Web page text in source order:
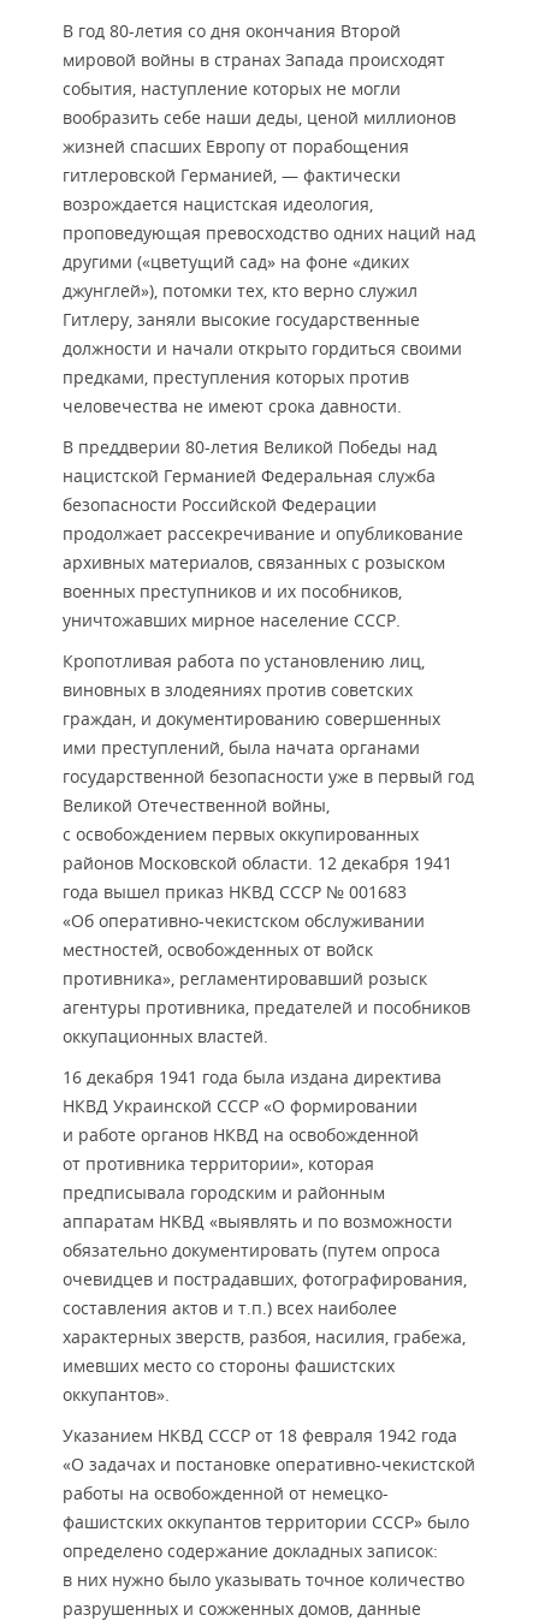
В год 80-летия со дня окончания Второй
мировой войны в странах Запада происходят
события, наступление которых не могли
вообразить себе наши деды, ценой миллионов
жизней спасших Европу от порабощения
гитлеровской Германией, — фактически
возрождается нацистская идеология,
проповедующая превосходство одних наций над
другими («цветущий сад» на фоне «диких
джунглей»), потомки тех, кто верно служил
Гитлеру, заняли высокие государственные
должности и начали открыто гордиться своими
предками, преступления которых против
человечества не имеют срока давности.
В преддверии 80-летия Великой Победы над
нацистской Германией Федеральная служба
безопасности Российской Федерации
продолжает рассекречивание и опубликование
архивных материалов, связанных с розыском
военных преступников и их пособников,
уничтожавших мирное население СССР.
Кропотливая работа по установлению лиц,
виновных в злодеяниях против советских
граждан, и документированию совершенных
ими преступлений, была начата органами
государственной безопасности уже в первый год
Великой Отечественной войны,
с освобождением первых оккупированных
районов Московской области. 12 декабря 1941
года вышел приказ НКВД СССР № 001683
«Об оперативно-чекистском обслуживании
местностей, освобожденных от войск
противника», регламентировавший розыск
агентуры противника, предателей и пособников
оккупационных властей.
16 декабря 1941 года была издана директива
НКВД Украинской СССР «О формировании
и работе органов НКВД на освобожденной
от противника территории», которая
предписывала городским и районным
аппаратам НКВД «выявлять и по возможности
обязательно документировать (путем опроса
очевидцев и пострадавших, фотографирования,
составления актов и т.п.) всех наиболее
характерных зверств, разбоя, насилия, грабежа,
имевших место со стороны фашистских
оккупантов».
Указанием НКВД СССР от 18 февраля 1942 года
«О задачах и постановке оперативно-чекистской
работы на освобожденной от немецко-
фашистских оккупантов территории СССР» было
определено содержание докладных записок:
в них нужно было указывать точное количество
разрушенных и сожженных домов, данные